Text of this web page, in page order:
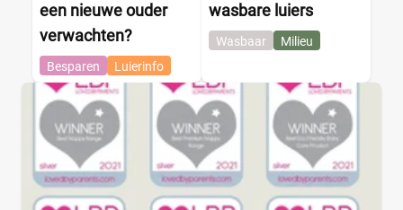
een nieuwe ouder
verwachten?
Besparen Luierinfo
wasbare luiers
Wasbaar Milieu